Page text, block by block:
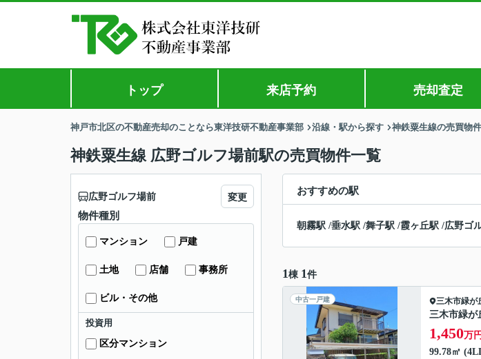
トップ 来店予約 売却査定
神戸市北区の不動産売却のことなら東洋技研不動産事業部 沿線・駅から探す 神鉄粟生線の売買物
神鉄粟生線 広野ゴルフ場前駅の売買物件一覧
おすすめの駅
朝霧駅 /垂水駅 /舞子駅 /霞ヶ丘駅 /広野ゴ
1 棟 1 件
中古一戸建 三木市緑が
三木市緑が
1,450万円
99.78㎡
広野ゴルフ場前 変更
物件種別
マンション 戸建
土地 店舗 事務所
ビル・その他
投資用
区分マンション